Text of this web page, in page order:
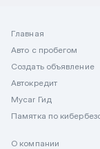
Главная
Авто с пробегом
Создать объявление
Автокредит
Mycar Гид
Памятка по
О компании